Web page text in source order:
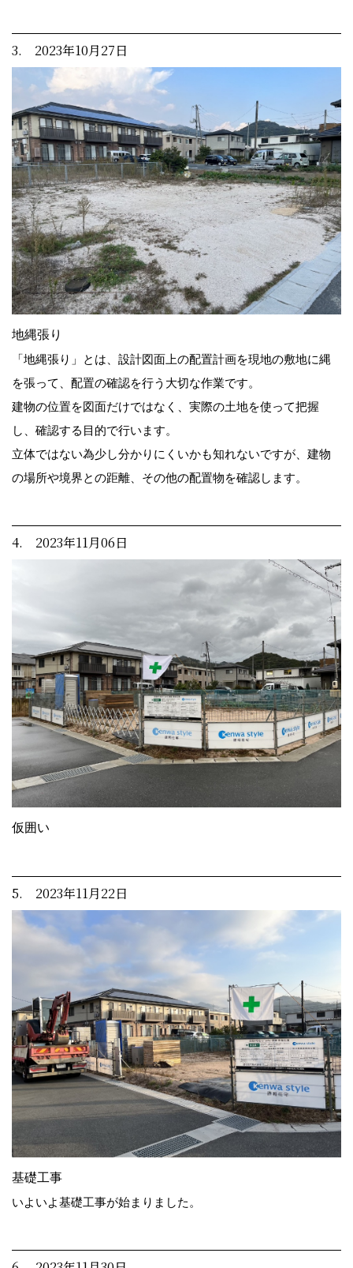
3. 2023年10月27日
地縄張り
「地縄張り」とは、設計図面上の配置計画を現地の敷地に縄
を張って、配置の確認を行う大切な作業です。
建物の位置を図面だけではなく、実際の土地を使って把握
し、確認する目的で行います。
立体ではない為少し分かりにくいかも知れないですが、建物
の場所や境界との距離、その他の配置物を確認します。
4. 2023年11月06日
仮囲い
5. 2023年11月22日
基礎工事
いよいよ基礎工事が始まりました。